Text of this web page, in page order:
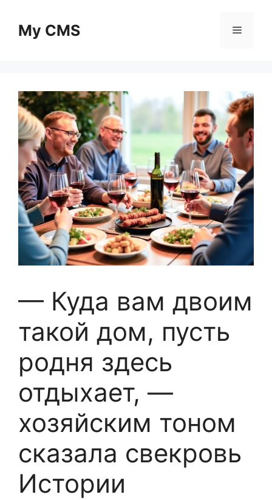
contentMy CMS Menu
— Куда вам двоим
такой дом, пусть
родня здесь
отдыхает, —
хозяйским тоном
сказала свекровь
Истории